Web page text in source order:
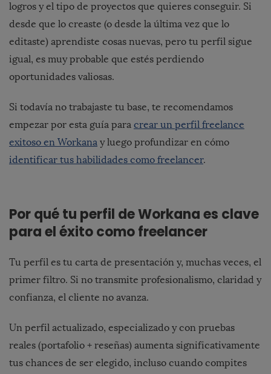
logros y el tipo de proyectos que quieres conseguir. Si
desde que lo creaste (o desde la última vez que lo
editaste) aprendiste cosas nuevas, pero tu perfil sigue
igual, es muy probable que estés perdiendo
oportunidades valiosas.
Si todavía no trabajaste tu base, te recomendamos
empezar por esta guía para crear un perfil freelance
exitoso en Workana y luego profundizar en cómo
identificar tus habilidades como freelancer.
Por qué tu perfil de Workana es clave
para el éxito como freelancer
Tu perfil es tu carta de presentación y, muchas veces, el
primer filtro. Si no transmite profesionalismo, claridad y
confianza, el cliente no avanza.
Un perfil actualizado, especializado y con pruebas
reales (portafolio + reseñas) aumenta significativamente
tus chances de ser elegido, incluso cuando compites